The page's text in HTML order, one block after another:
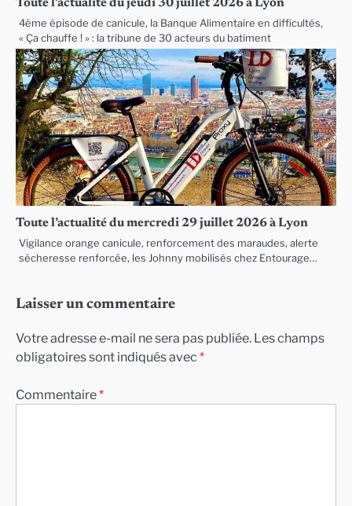
Toute l’actualité du jeudi 30 juillet 2026 à Lyon
4ème épisode de canicule, la Banque Alimentaire en difficultés,
« Ça chauffe ! » : la tribune de 30 acteurs du batiment
Toute l’actualité du mercredi 29 juillet 2026 à Lyon
Vigilance orange canicule, renforcement des maraudes, alerte
sécheresse renforcée, les Johnny mobilisés chez Entourage…
Laisser un commentaire
Votre adresse e-mail ne sera pas publiée. Les champs
obligatoires sont indiqués avec *
Commentaire*